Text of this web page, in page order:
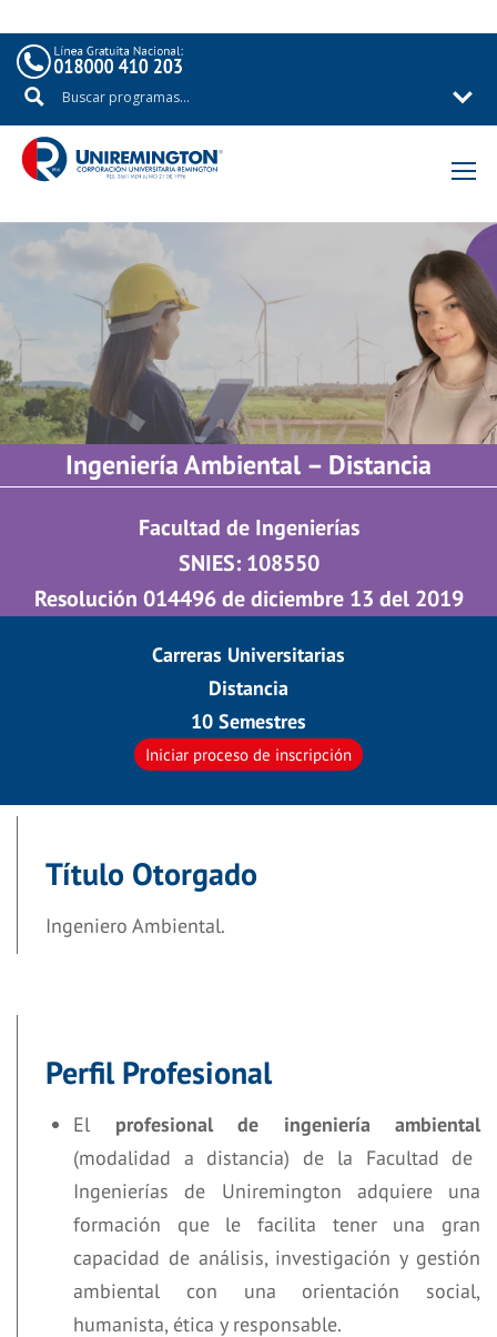
Ingeniería Ambiental – Distancia
Facultad de Ingenierías
SNIES: 108550
Resolución 014496 de diciembre 13 del 2019
Carreras Universitarias
Distancia
10 Semestres
Iniciar proceso de inscripción
Título Otorgado
Ingeniero Ambiental.
Perfil Profesional
El profesional de ingeniería ambiental
(modalidad a distancia) de la Facultad de
Ingenierías de Uniremington adquiere una
formación que le facilita tener una gran
capacidad de análisis, investigación y gestión
ambiental con una orientación social,
humanista, ética y responsable.